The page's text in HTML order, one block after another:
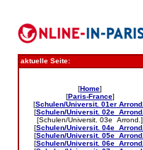
aktuelle Seite:
[Home]
[Paris-France]
[Schulen/Universit. 01er Arrond.
[Schulen/Universit. 02e Arrond.
[Schulen/Universit. 03e Arrond.]
[Schulen/Universit. 04e Arrond.
[Schulen/Universit. 05e Arrond.
[Schulen/Universit. 06e Arrond.